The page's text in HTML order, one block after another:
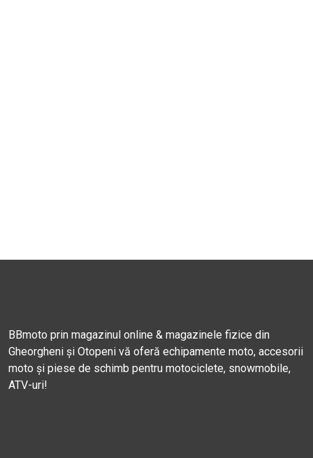
BBmoto prin magazinul online & magazinele fizice din
Gheorgheni și Otopeni vă oferă echipamente moto, accesorii
moto și piese de schimb pentru motociclete, snowmobile,
ATV-uri!